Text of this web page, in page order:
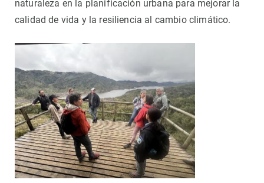
naturaleza en la planificación urbana para mejorar la
calidad de vida y la resiliencia al cambio climático.